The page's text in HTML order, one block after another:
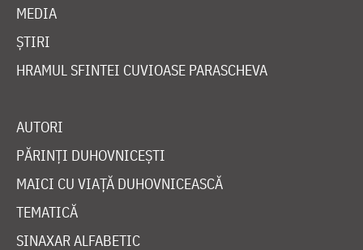
MEDIA
ȘTIRI
HRAMUL SFINTEI CUVIOASE PARASCHEVA
AUTORI
PĂRINȚI DUHOVNICEȘTI
MAICI CU VIAȚĂ DUHOVNICEASCĂ
TEMATICĂ
SINAXAR ALFABETIC